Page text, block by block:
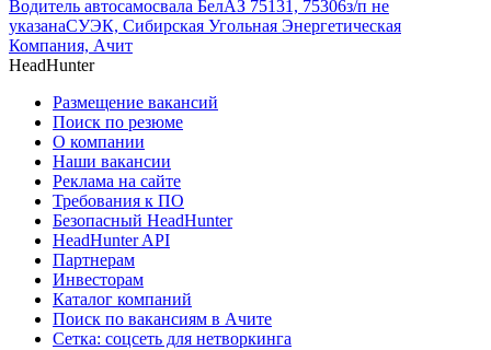
Водитель автосамосвала БелАЗ 75131, 75306з/п не
указанаСУЭК, Сибирская Угольная Энергетическая
Компания, Ачит
HeadHunter
Размещение вакансий
Поиск по резюме
О компании
Наши вакансии
Реклама на сайте
Требования к ПО
Безопасный HeadHunter
HeadHunter API
Партнерам
Инвесторам
Каталог компаний
Поиск по вакансиям в Ачите
Сетка: соцсеть для нетворкинга